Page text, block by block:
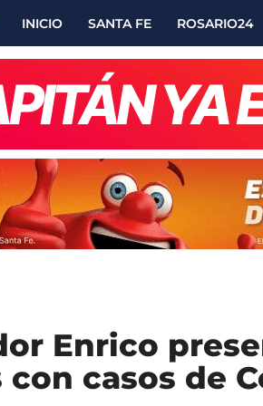
INICIO SANTA FE ROSARIO24
Enrico
casos de